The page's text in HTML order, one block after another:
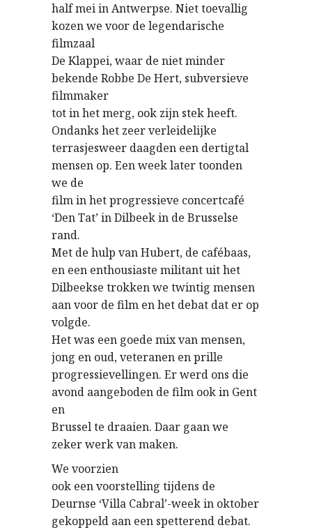
half mei in Antwerpse. Niet toevallig
kozen we voor de legendarische
filmzaal
De Klappei, waar de niet minder
bekende Robbe De Hert, subversieve
filmmaker
tot in het merg, ook zijn stek heeft.
Ondanks het zeer verleidelijke
terrasjesweer daagden een dertigtal
mensen op. Een week later toonden
we de
film in het progressieve concertcafé
‘Den Tat’ in Dilbeek in de Brusselse
rand.
Met de hulp van Hubert, de cafébaas,
en een enthousiaste militant uit het
Dilbeekse trokken we twintig mensen
aan voor de film en het debat dat er op
volgde.
Het was een goede mix van mensen,
jong en oud, veteranen en prille
progressievellingen. Er werd ons die
avond aangeboden de film ook in Gent
en
Brussel te draaien. Daar gaan we
zeker werk van maken.
We voorzien
ook een voorstelling tijdens de
Deurnse ‘Villa Cabral’-week in oktober
gekoppeld aan een spetterend debat.